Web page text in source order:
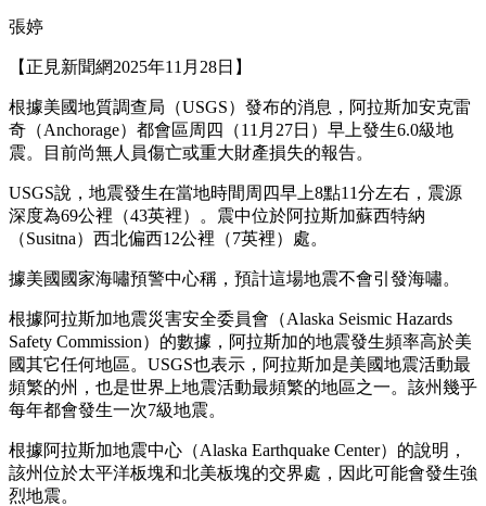
張婷
【正見新聞網2025年11月28日】
根據美國地質調查局（USGS）發布的消息，阿拉斯加安克雷
奇（Anchorage）都會區周四（11月27日）早上發生6.0級地
震。目前尚無人員傷亡或重大財產損失的報告。
USGS說，地震發生在當地時間周四早上8點11分左右，震源
深度為69公裡（43英裡）。震中位於阿拉斯加蘇西特納
（Susitna）西北偏西12公裡（7英裡）處。
據美國國家海嘯預警中心稱，預計這場地震不會引發海嘯。
根據阿拉斯加地震災害安全委員會（Alaska Seismic Hazards
Safety Commission）的數據，阿拉斯加的地震發生頻率高於美
國其它任何地區。USGS也表示，阿拉斯加是美國地震活動最
頻繁的州，也是世界上地震活動最頻繁的地區之一。該州幾乎
每年都會發生一次7級地震。
根據阿拉斯加地震中心（Alaska Earthquake Center）的說明，
該州位於太平洋板塊和北美板塊的交界處，因此可能會發生強
烈地震。